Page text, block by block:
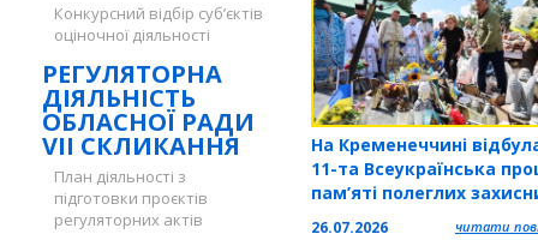
Конкурсний відбір суб’єктів
оціночної діяльності
РЕГУЛЯТОРНА
ДІЯЛЬНІСТЬ
ОБЛАСНОЇ РАДИ
VII СКЛИКАННЯ
План діяльності з
підготовки проєктів
регуляторних актів
На Кременеччині
11-та Всеукраїнська
пам’яті полеглих
України
26.07.2026 читати